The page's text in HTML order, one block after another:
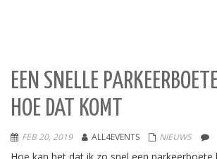
EEN SNELLE
HOE DAT KOMT
FEB 20, 2019 ALL4EVENTS NIEUWS